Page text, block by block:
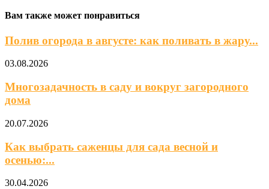
Вам также может понравиться
Полив огорода в августе: как поливать в жару...
03.08.2026
Многозадачность в саду и вокруг загородного
дома
20.07.2026
Как выбрать саженцы для сада весной и
осенью:...
30.04.2026